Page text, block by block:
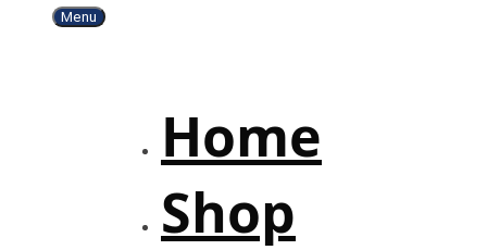
Menu
Home
Shop